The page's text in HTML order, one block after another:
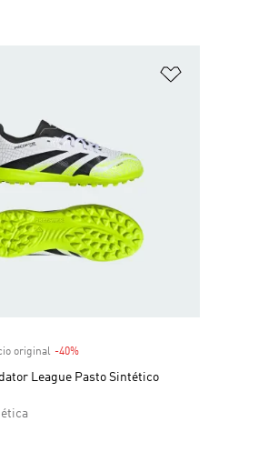
original -40%Descuento
League Pasto Sintético